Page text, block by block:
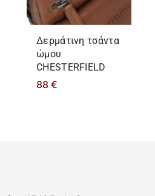
Δερμάτινη τσάντα
ώμου
CHESTERFIELD
88 €